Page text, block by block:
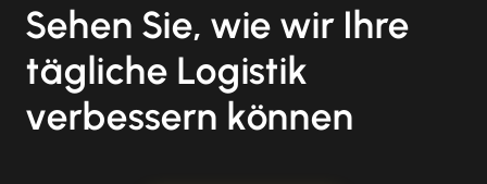
Sehen Sie, wie wir Ihre
tägliche Logistik
verbessern können